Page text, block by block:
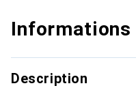
Description